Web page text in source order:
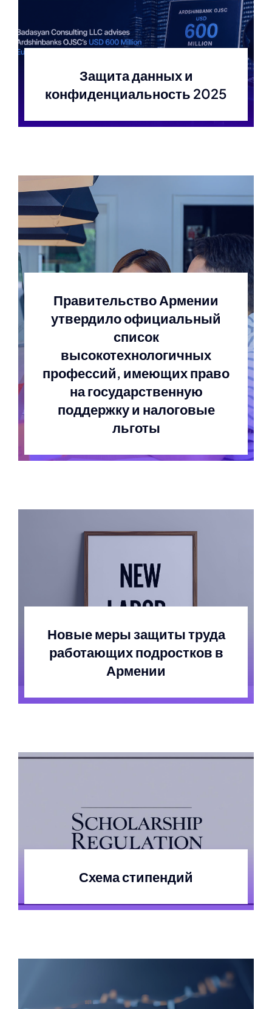
Защита данных и
конфиденциальность 2025
Правительство Армении
утвердило официальный
список
высокотехнологичных
профессий, имеющих право
на государственную
поддержку и налоговые
льготы
Новые меры защиты труда
работающих подростков в
Армении
Схема стипендий